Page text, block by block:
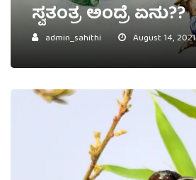
ಸ್ವತಂತ್ರ ಅಂದ್ರೆ ಏನು??
admin_sahithi August 14, 2021